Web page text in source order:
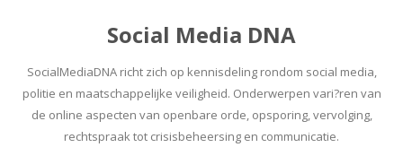
Social Media DNA
SocialMediaDNA richt zich op kennisdeling rondom social media,
politie en maatschappelijke veiligheid. Onderwerpen vari?ren van
de online aspecten van openbare orde, opsporing, vervolging,
rechtspraak tot crisisbeheersing en communicatie.